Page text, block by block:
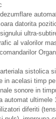
datorita
ultra-
al valorilor
sistolica
in acelasi timp
sonore in
automat ultimele
diferiti